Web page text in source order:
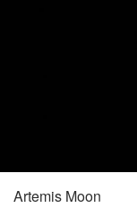
Artemis Moon